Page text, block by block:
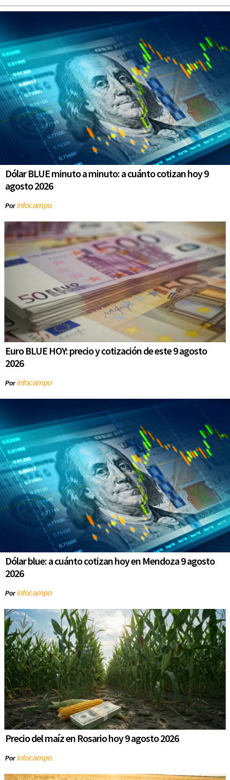
Dólar BLUE minuto a minuto: a cuánto cotizan hoy 9
agosto 2026
Porinfocampo
Euro BLUE HOY: precio y cotización de este 9 agosto
2026
Porinfocampo
Dólar blue: a cuánto cotizan hoy en Mendoza 9 agosto
2026
Porinfocampo
Precio del maíz en Rosario hoy 9 agosto 2026
Porinfocampo